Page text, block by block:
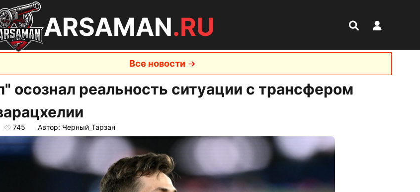
ARSAMAN.RU
Все новости
осознал реальность ситуации с трансфером
745 Автор: Черный_Тарзан